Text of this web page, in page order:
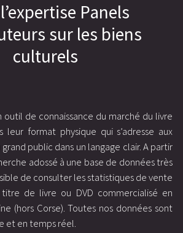
Panels
sur les biens
culturels
outil de connaissance du marché du livre
format physique qui s’adresse aux
public dans un langage clair. A partir
adossé à une base de données très
de consulter les statistiques de vente
de livre ou DVD commercialisé en
(hors Corse). Toutes nos données sont
et en temps réel.